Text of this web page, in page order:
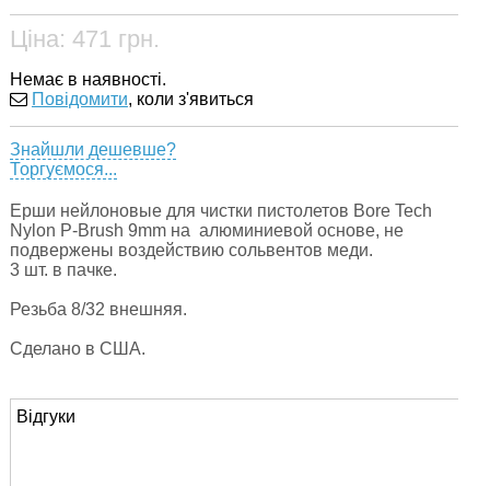
Ціна: 471 грн.
Немає в наявності.
Повідомити, коли з'явиться
Знайшли дешевше?
Торгуємося...
Ерши нейлоновые для чистки пистолетов Bore Tech
Nylon P-Brush 9mm на алюминиевой основе, не
подвержены воздействию сольвентов меди.
3 шт. в пачке.
Резьба 8/32 внешняя.
Сделано в США.
Відгуки